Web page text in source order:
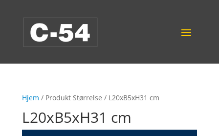
Hjem / Produkt Størrelse / L20xB5xH31 cm
L20xB5xH31 cm